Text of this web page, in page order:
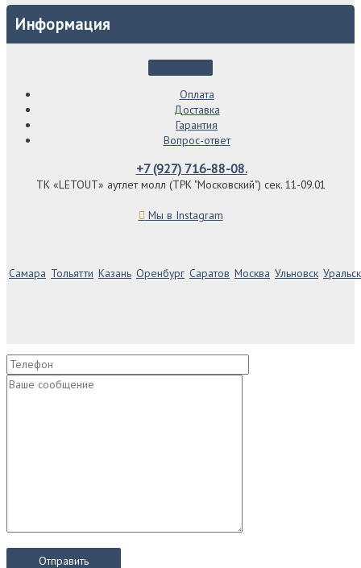
Информация
Оплата
Доставка
Гарантия
Вопрос-ответ
+7 (927) 716-88-08.
ТК «LETOUT» аутлет молл (ТРК "Московский") сек. 11-09.01
Мы в Instagram
Самара Тольятти Казань Оренбург Саратов Москва Ульновск Уральск